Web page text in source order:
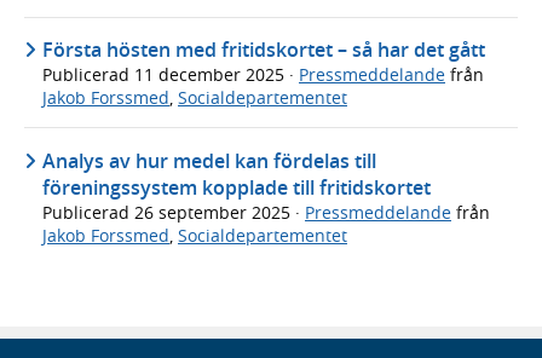
Första hösten med fritidskortet – så har det gått
Publicerad 11 december 2025 · Pressmeddelande från
Jakob Forssmed, Socialdepartementet
Analys av hur medel kan fördelas till
föreningssystem kopplade till fritidskortet
Publicerad 26 september 2025 · Pressmeddelande från
Jakob Forssmed Socialdepartementet